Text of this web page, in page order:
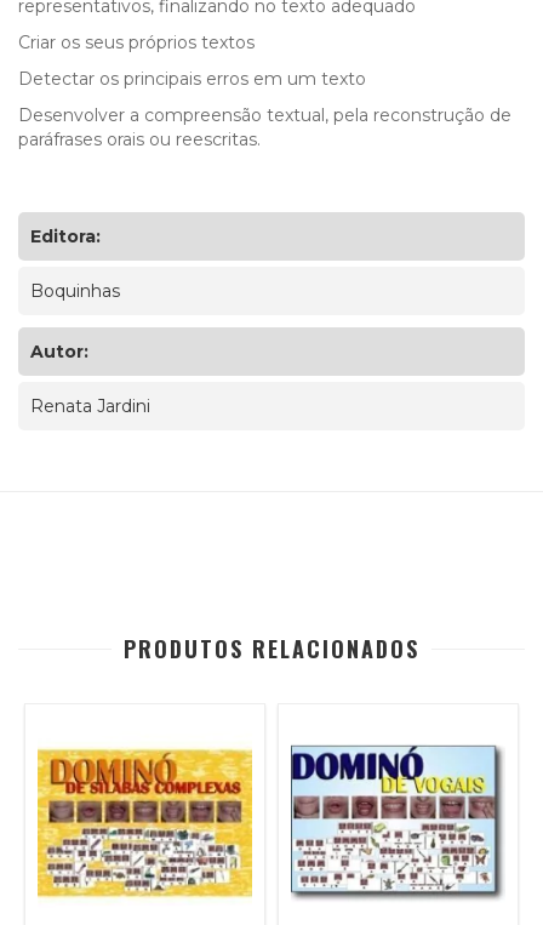
representativos, finalizando no texto adequado
Criar os seus próprios textos
Detectar os principais erros em um texto
Desenvolver a compreensão textual, pela reconstrução de
paráfrases orais ou reescritas.
Editora:
Boquinhas
Autor:
Renata Jardini
PRODUTOS RELACIONADOS